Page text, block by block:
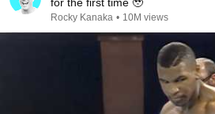
Rocky Kanaka • 10M views